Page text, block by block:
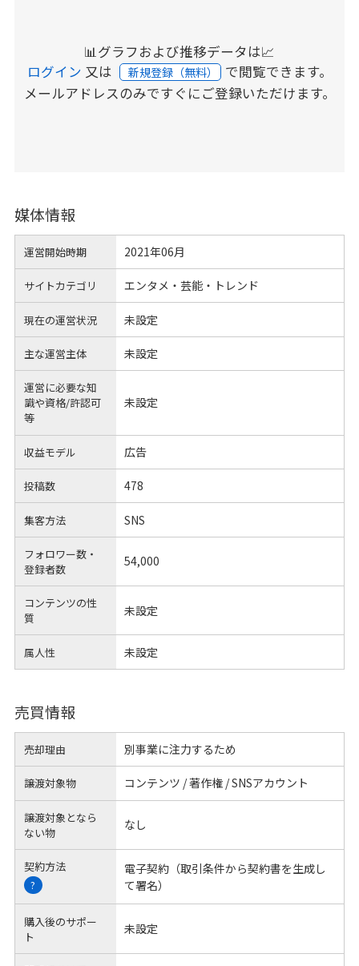
📊グラフおよび推移データは📈
ログイン 又は 新規登録（無料） で閲覧できます。
メールアドレスのみですぐにご登録いただけます。
媒体情報
運営開始時期 2021年06月
サイトカテゴリ エンタメ・芸能・トレンド
現在の運営状況 未設定
主な運営主体 未設定
運営に必要な知
識や資格/許認可
等
未設定
収益モデル 広告
投稿数 478
集客方法 SNS
フォロワー数・
登録者数
54,000
コンテンツの性
質
未設定
属人性 未設定
売買情報
売却理由 別事業に注力するため
譲渡対象物 コンテンツ / 著作権 / SNSアカウント
譲渡対象となら
ない物
なし
契約方法
?
電子契約（取引条件から契約書を生成し
て署名）
購入後のサポー
ト
未設定